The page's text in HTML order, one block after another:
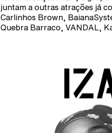
juntam a outras atrações já
Carlinhos Brown,
Quebra Barraco, VANDAL,